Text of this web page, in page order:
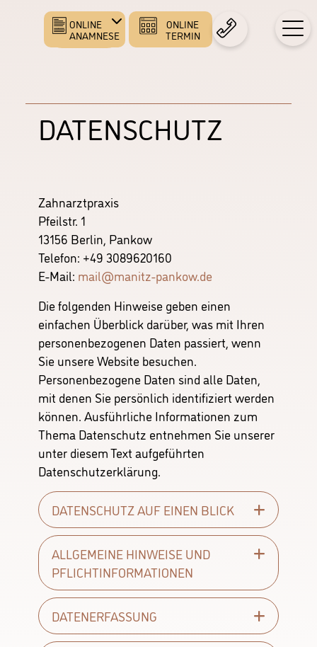
ONLINE
ANAMNESE
ONLINE
TERMIN
DATENSCHUTZ
Zahnarztpraxis
Pfeilstr. 1
13156 Berlin, Pankow
Telefon: +49 3089620160
E-Mail: mail@manitz-pankow.de
Die folgenden Hinweise geben einen
einfachen Überblick darüber, was mit Ihren
personenbezogenen Daten passiert, wenn
Sie unsere Website besuchen.
Personenbezogene Daten sind alle Daten,
mit denen Sie persönlich identifiziert werden
können. Ausführliche Informationen zum
Thema Datenschutz entnehmen Sie unserer
unter diesem Text aufgeführten
Datenschutzerklärung.
DATENSCHUTZ AUF EINEN BLICK
ALLGEMEINE HINWEISE UND
PFLICHTINFORMATIONEN
DATENERFASSUNG